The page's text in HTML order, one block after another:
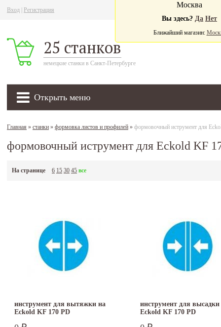
Вход Регистрация
25 станков
немецкие станки в Санкт-Петербурге
Открыть меню
Москва
Вы здесь? Да Нет
Ближайший магазин:
Главная » станки » формовка листов и профилей » формовочный иструмент для
формовочный иструмент для Eckold KF
На странице 6 15 30 45 все
инструмент для вытяжки на
Eckold KF 170 PD
инструмент для высадки
Eckold KF 170 PD